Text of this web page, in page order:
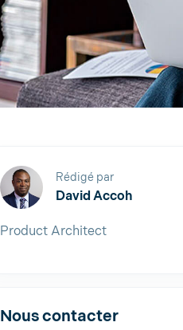
Rédigé par
David Accoh
Product Architect
Nous contacter